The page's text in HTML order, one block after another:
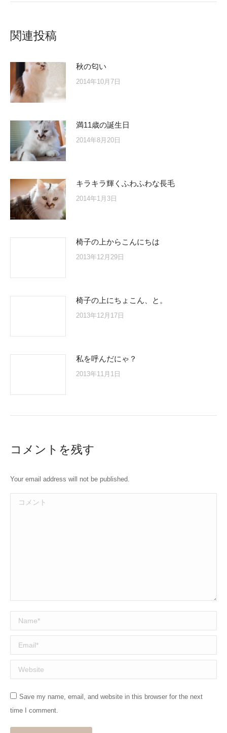
関連投稿
秋の匂い
2014年10月7日
満11歳の誕生日
2014年8月20日
キラキラ輝くふわふわな長毛
2014年1月3日
椅子の上からこんにちは
2013年12月29日
椅子の上にちょこん、と。
2013年12月17日
私を呼んだにゃ？
2013年11月1日
コメントを残す
Your email address will not be published.
コメント
Name *
Email *
Website
Save my name, email, and website in this browser for the next
time I comment.